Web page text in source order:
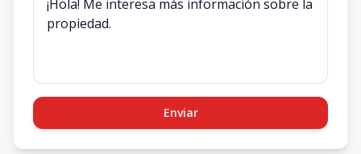
Enviar